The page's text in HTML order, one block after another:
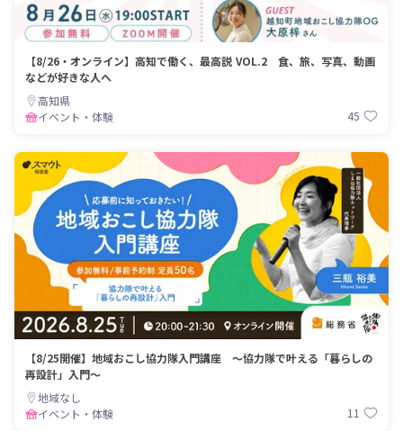
【8/26・オンライン】高知で働く、最高説 VOL.2 食、旅、写真、動画
などが好きな人へ
高知県
イベント・体験
45
【8/25開催】地域おこし協力隊入門講座 〜協力隊で叶える「暮らしの
再設計」入門〜
地域なし
イベント・体験
11